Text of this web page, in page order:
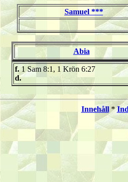
Samuel ***
Abia
f.1 Sam 8:1, 1 Krön 6:27
d.
Innehåll*